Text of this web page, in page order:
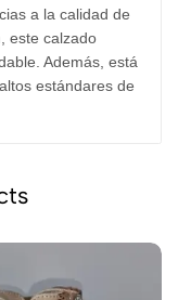
a la calidad de
este calzado
Además, está
estándares de